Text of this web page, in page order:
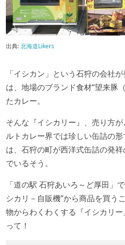
出典:北海道Likers
「イシカン」という石狩の会社
は、地場のブランド食材“望来豚
たカレー。
そんな『イシカリー』、売り方
ルトカレー界では珍しい缶詰の
は、石狩の町が西洋式缶詰の発
でいるそう。
「道の駅 石狩あいろ～ど厚田」
シカリ－自販機”から商品を買
物からわくわくする『イシカリ
って！